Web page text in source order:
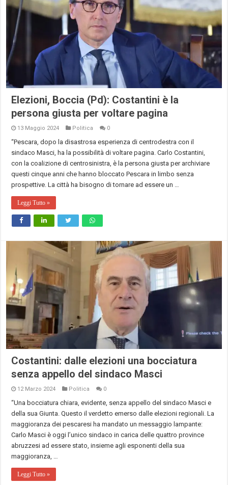
Elezioni, Boccia (Pd): Costantini è la
persona giusta per voltare pagina
13 Maggio 2024 Politica 0
“Pescara, dopo la disastrosa esperienza di centrodestra con il
sindaco Masci, ha la possibilità di voltare pagina. Carlo Costantini,
con la coalizione di centrosinistra, è la persona giusta per archiviare
questi cinque anni che hanno bloccato Pescara in limbo senza
prospettive. La città ha bisogno di tornare ad essere un …
Leggi Tutto »
Costantini: dalle elezioni una bocciatura
senza appello del sindaco Masci
12 Marzo 2024 Politica 0
“Una bocciatura chiara, evidente, senza appello del sindaco Masci e
della sua Giunta. Questo il verdetto emerso dalle elezioni regionali. La
maggioranza dei pescaresi ha mandato un messaggio lampante:
Carlo Masci è oggi l’unico sindaco in carica delle quattro province
abruzzesi ad essere stato, insieme agli esponenti della sua
maggioranza, …
Leggi Tutto »